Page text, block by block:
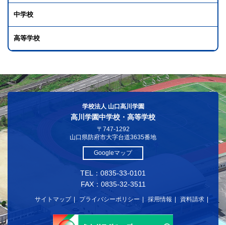
中学校
高等学校
学校法人 山口高川学園
高川学園中学校・高等学校
〒747-1292
山口県防府市大字台道3635番地
Googleマップ
TEL：0835-33-0101
FAX：0835-32-3511
サイトマップ プライバシーポリシー 採用情報 資料請求